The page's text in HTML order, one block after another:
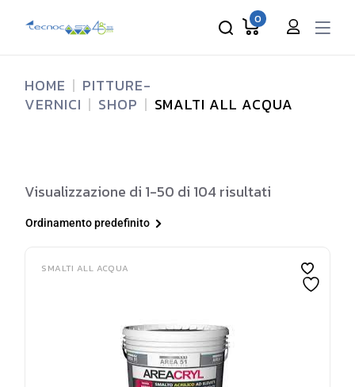
0
HOME
PITTURE-
VERNICI
SHOP SMALTI ALL ACQUA
Visualizzazione di 1-50 di 104 risultati
Ordinamento predefinito
SMALTI ALL ACQUA